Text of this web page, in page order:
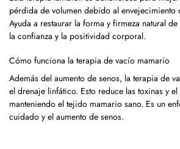
pérdida de volumen debido al envejecimiento
Ayuda a restaurar la forma y firmeza natural
la confianza y la positividad corporal.
Cómo funciona la terapia de vacío mamario
Además del aumento de senos, la terapia de
el drenaje linfático. Esto reduce las toxinas y
manteniendo el tejido mamario sano. Es un
cuidado y el aumento de senos.